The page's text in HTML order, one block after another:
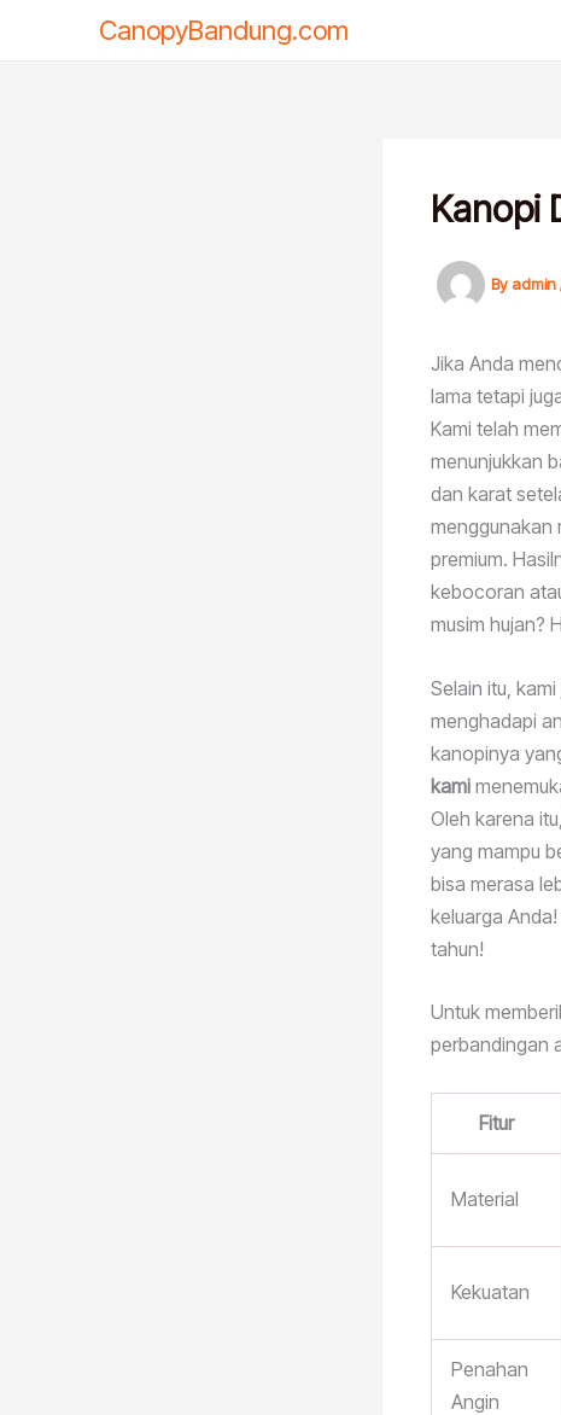
CanopyBandung.com
Kanopi
Byadmin
Jika Anda
lama tetapi
Kami telah
menunjukkan
dan karat
menggunakan
premium.
kebocoran
musim hujan?
Selain itu,
menghadapi
kanopinya
kami
Oleh karena itu,
yang mampu
bisa merasa
keluarga
tahun!
Untuk
perbandingan
Fitur
Material
Kekuatan
Penahan
Angin